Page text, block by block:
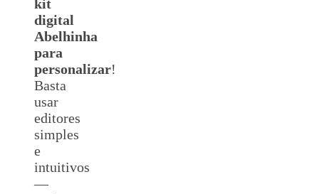
kit
digital
Abelhinha
para
personalizar!
Basta
usar
editores
simples
e
intuitivos
—